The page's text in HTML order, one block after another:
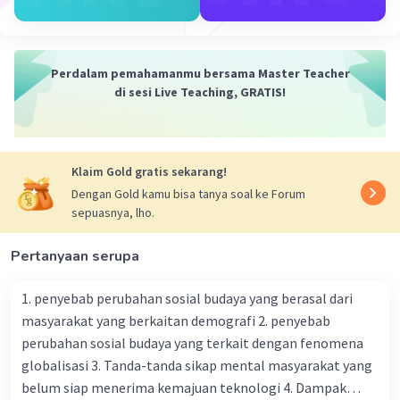
Perdalam pemahamanmu bersama Master Teacher
di sesi Live Teaching, GRATIS!
Klaim Gold gratis sekarang!
Dengan Gold kamu bisa tanya soal ke Forum
sepuasnya, lho.
Pertanyaan serupa
1. penyebab perubahan sosial budaya yang berasal dari
masyarakat yang berkaitan demografi 2. penyebab
perubahan sosial budaya yang terkait dengan fenomena
globalisasi 3. Tanda-tanda sikap mental masyarakat yang
belum siap menerima kemajuan teknologi 4. Dampak